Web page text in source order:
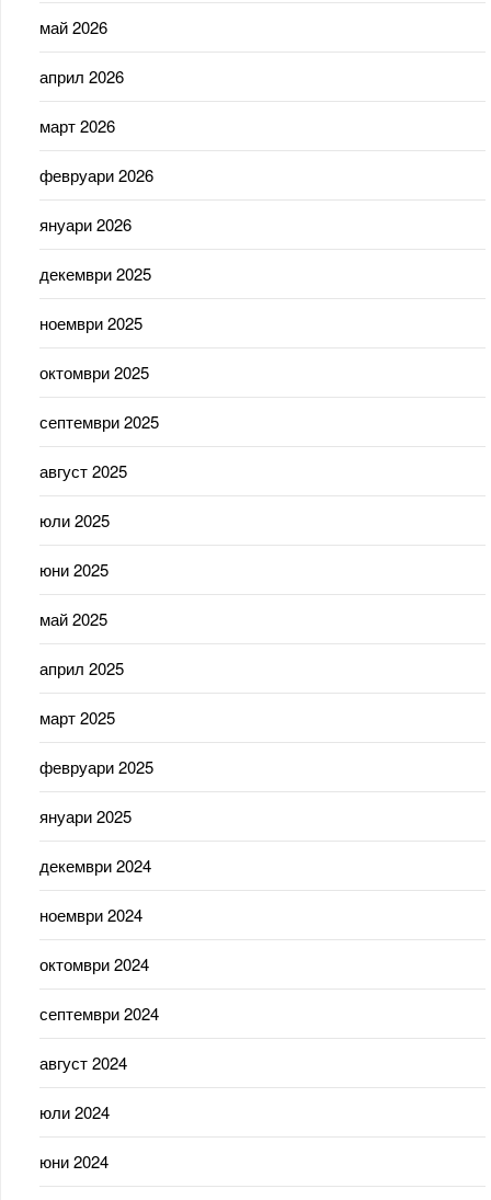
май 2026
април 2026
март 2026
февруари 2026
януари 2026
декември 2025
ноември 2025
октомври 2025
септември 2025
август 2025
юли 2025
юни 2025
май 2025
април 2025
март 2025
февруари 2025
януари 2025
декември 2024
ноември 2024
октомври 2024
септември 2024
август 2024
юли 2024
юни 2024